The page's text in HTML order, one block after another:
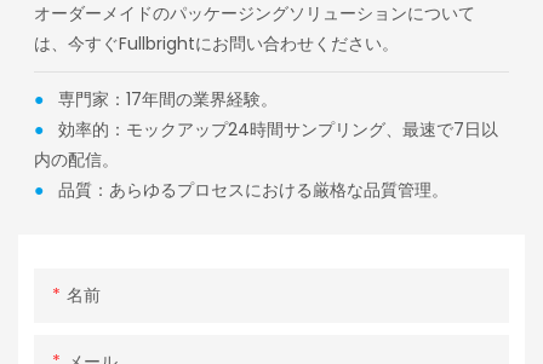
オーダーメイドのパッケージングソリューションについて
は、今すぐFullbrightにお問い合わせください。
● 専門家：17年間の業界経験。
● 効率的：モックアップ24時間サンプリング、最速で7日以
内の配信。
● 品質：あらゆるプロセスにおける厳格な品質管理。
名前